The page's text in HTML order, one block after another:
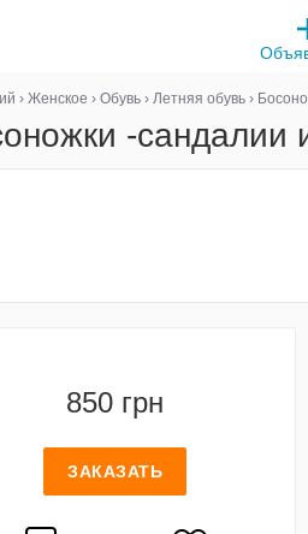
› Женское › Обувь› Летняя обувь›
-сандалии
850 грн
ЗАКАЗАТЬ